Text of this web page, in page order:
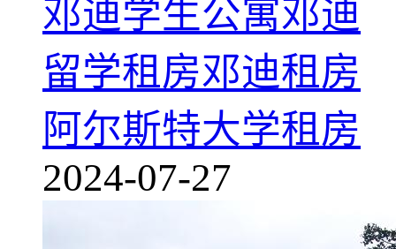
邓迪学生公寓邓迪
留学租房邓迪租房
阿尔斯特大学租房
2024-07-27